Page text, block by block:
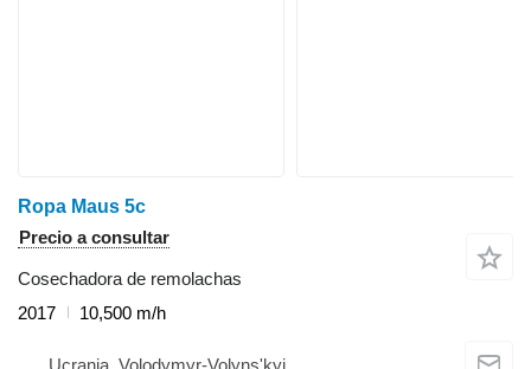
Ropa Maus 5c
Precio a consultar
Cosechadora de remolachas
2017
10,500 m/h
Ucrania, Volodymyr-Volyns'kyi